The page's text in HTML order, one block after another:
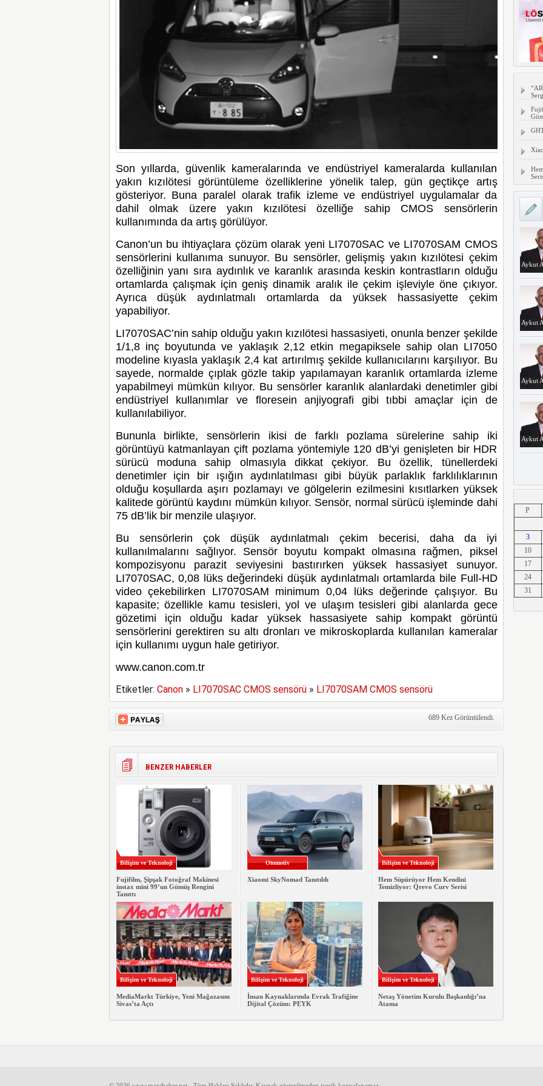
Son yıllarda, güvenlik kameralarında ve endüstriyel kameralarda kullanılan
yakın kızılötesi görüntüleme özelliklerine yönelik talep, gün geçtikçe artış
gösteriyor. Buna paralel olarak trafik izleme ve endüstriyel uygulamalar da
dahil olmak üzere yakın kızılötesi özelliğe sahip CMOS sensörlerin
kullanımında da artış görülüyor.
Canon’un bu ihtiyaçlara çözüm olarak yeni LI7070SAC ve LI7070SAM CMOS
sensörlerini kullanıma sunuyor. Bu sensörler, gelişmiş yakın kızılötesi çekim
özelliğinin yanı sıra aydınlık ve karanlık arasında keskin kontrastların olduğu
ortamlarda çalışmak için geniş dinamik aralık ile çekim işleviyle öne çıkıyor.
Ayrıca düşük aydınlatmalı ortamlarda da yüksek hassasiyette çekim
yapabiliyor.
LI7070SAC’nin sahip olduğu yakın kızılötesi hassasiyeti, onunla benzer şekilde
1/1,8 inç boyutunda ve yaklaşık 2,12 etkin megapiksele sahip olan LI7050
modeline kıyasla yaklaşık 2,4 kat artırılmış şekilde kullanıcılarını karşılıyor. Bu
sayede, normalde çıplak gözle takip yapılamayan karanlık ortamlarda izleme
yapabilmeyi mümkün kılıyor. Bu sensörler karanlık alanlardaki denetimler gibi
endüstriyel kullanımlar ve floresein anjiyografi gibi tıbbi amaçlar için de
kullanılabiliyor.
Bununla birlikte, sensörlerin ikisi de farklı pozlama sürelerine sahip iki
görüntüyü katmanlayan çift pozlama yöntemiyle 120 dB’yi genişleten bir HDR
sürücü moduna sahip olmasıyla dikkat çekiyor. Bu özellik, tünellerdeki
denetimler için bir ışığın aydınlatılması gibi büyük parlaklık farklılıklarının
olduğu koşullarda aşırı pozlamayı ve gölgelerin ezilmesini kısıtlarken yüksek
kalitede görüntü kaydını mümkün kılıyor. Sensör, normal sürücü işleminde dahi
75 dB’lik bir menzile ulaşıyor.
Bu sensörlerin çok düşük aydınlatmalı çekim becerisi, daha da iyi
kullanılmalarını sağlıyor. Sensör boyutu kompakt olmasına rağmen, piksel
kompozisyonu parazit seviyesini bastırırken yüksek hassasiyet sunuyor.
LI7070SAC, 0,08 lüks değerindeki düşük aydınlatmalı ortamlarda bile Full-HD
video çekebilirken LI7070SAM minimum 0,04 lüks değerinde çalışıyor. Bu
kapasite; özellikle kamu tesisleri, yol ve ulaşım tesisleri gibi alanlarda gece
gözetimi için olduğu kadar yüksek hassasiyete sahip kompakt görüntü
sensörlerini gerektiren su altı dronları ve mikroskoplarda kullanılan kameralar
için kullanımı uygun hale getiriyor.
www.canon.com.tr
Etiketler: Canon» LI7070SAC CMOS sensörü» LI7070SAM CMOS sensörü
689 Kez Görüntülendi.
BENZER HABERLER
Bilişim ve Teknoloji
Fujifilm, Şipşak Fotoğraf Makinesi
instax mini 99’un Gümüş Rengini
Tanıttı
Otomotiv
Xiaomi SkyNomad Tanıtıldı
Bilişim ve Teknoloji
Hem Süpürüyor Hem Kendini
Temizliyor: Qrevo Curv Serisi
Bilişim ve Teknoloji
MediaMarkt Türkiye, Yeni Mağazasını
Sivas’ta Açtı
Bilişim ve Teknoloji
İnsan Kaynaklarında Evrak Trafiğine
Dijital Çözüm: PEYK
Bilişim ve Teknoloji
Netaş Yönetim Kurulu Başkanlığı’na
Atama
Aykut
Aykut
Aykut
Aykut
Erkut
Erkut
P
3
10
17
24
31